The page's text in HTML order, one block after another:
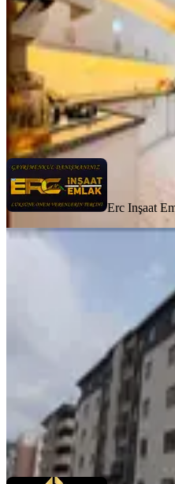
3+1·135 m²·
2.810.000 ₺
Erc Inşaat EmlakKahraman Erinci
Ara
Erc Inşaat
SİTE İÇİ
Yıldız
Sitesi Cami
Dulkadiroğlu,
175 m² ·
4.995.000 ₺
YILDIZ GAYRİMENKUL VE
Ara